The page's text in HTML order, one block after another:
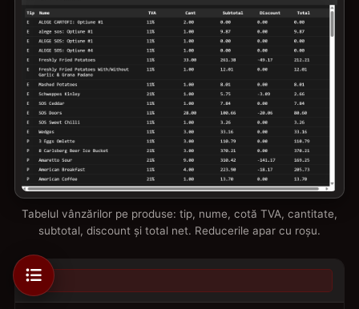
Tabelul vânzărilor pe produse: tip, nume, cotă TVA, cantitate,
subtotal, discount și total net. Reducerile apar cu roșu.
Tip